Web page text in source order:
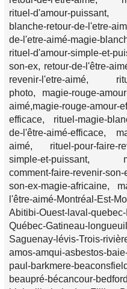
rituel-d'amour-puissant,
blanche-retour-de-l'etre-
de-l'etre-aimé-magie-
rituel-d'amour-simple-et-
son-ex, retour-de-l'être-
revenir-l'etre-aimé,
photo, magie-rouge-
aimé,magie-rouge-
efficace, rituel-magie-
de-l'être-aimé-efficace,
aimé, rituel-pour-faire-
simple-et-puissant,
comment-faire-revenir-
son-ex-magie-africaine,
l'être-aimé-Montréal-Est-
Abitibi-Ouest-laval-
Québec-Gatineau-
Saguenay-lévis-Trois-
amos-amqui-asbestos-
paul-barkmere-
beaupré-bécancour-